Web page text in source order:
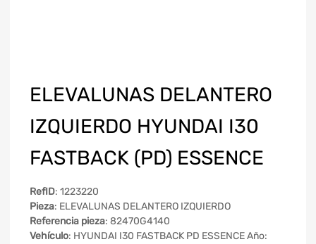
ELEVALUNAS DELANTERO
IZQUIERDO HYUNDAI I30
FASTBACK (PD) ESSENCE
RefID: 1223220
Pieza: ELEVALUNAS DELANTERO IZQUIERDO
Referencia pieza: 82470G4140
Vehículo: HYUNDAI I30 FASTBACK PD ESSENCE Año: